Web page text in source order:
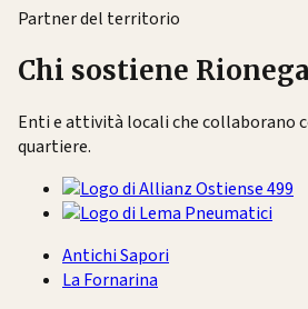
Partner del territorio
Chi sostiene
Enti e attività locali che collaborano
quartiere.
Antichi Sapori
La Fornarina